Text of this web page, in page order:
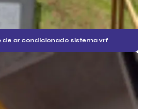
pmoc
pmoc ar condicionado
pmoc
pmoc
de ar condicionado sistema vrf